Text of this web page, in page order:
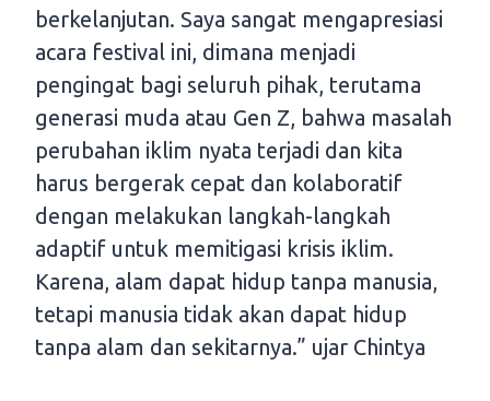
berkelanjutan. Saya sangat mengapresiasi
acara festival ini, dimana menjadi
pengingat bagi seluruh pihak, terutama
generasi muda atau Gen Z, bahwa masalah
perubahan iklim nyata terjadi dan kita
harus bergerak cepat dan kolaboratif
dengan melakukan langkah-langkah
adaptif untuk memitigasi krisis iklim.
Karena, alam dapat hidup tanpa manusia,
tetapi manusia tidak akan dapat hidup
tanpa alam dan sekitarnya.” ujar Chintya